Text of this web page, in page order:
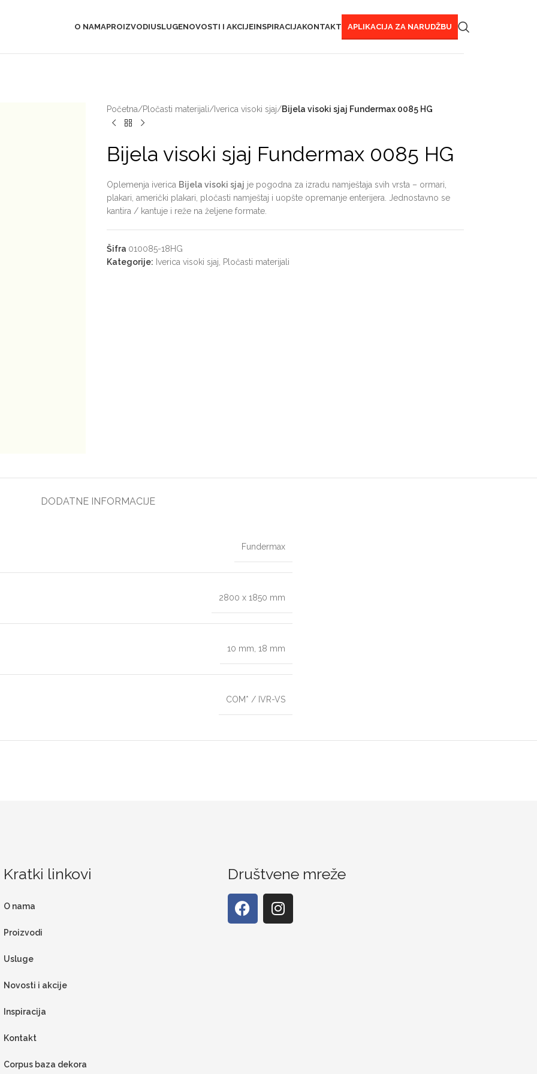
O NAMAPROIZVODIUSLUGENOVOSTI I AKCIJEINSPIRACIJAKONTAKT APLIKACIJA ZA NARUDŽBU
Početna/Pločasti materijali/Iverica visoki sjaj/Bijela visoki sjaj Fundermax 0085 HG
Bijela visoki sjaj Fundermax 0085 HG
Oplemenja iverica Bijela visoki sjaj je pogodna za izradu namještaja svih vrsta – ormari,
plakari, američki plakari, pločasti namještaj i uopšte opremanje enterijera. Jednostavno se
kantira / kantuje i reže na željene formate.
Šifra 010085-18HG
Kategorije: Iverica visoki sjaj Pločasti materijali
DODATNE INFORMACIJE
Fundermax
2800 x 1850 mm
10 mm 18 mm
COM* / IVR-VS
Kratki linkovi
O nama
Proizvodi
Usluge
Novosti i akcije
Inspiracija
Kontakt
Corpus baza dekora
Društvene mreže